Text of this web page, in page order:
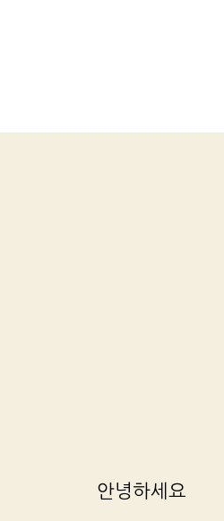
안녕하세요